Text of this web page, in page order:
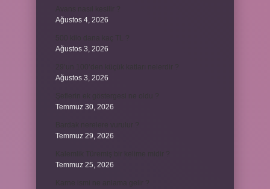
Ağustos 4, 2026
Ağustos 3, 2026
Ağustos 3, 2026
Temmuz 30, 2026
Temmuz 29, 2026
Temmuz 25, 2026